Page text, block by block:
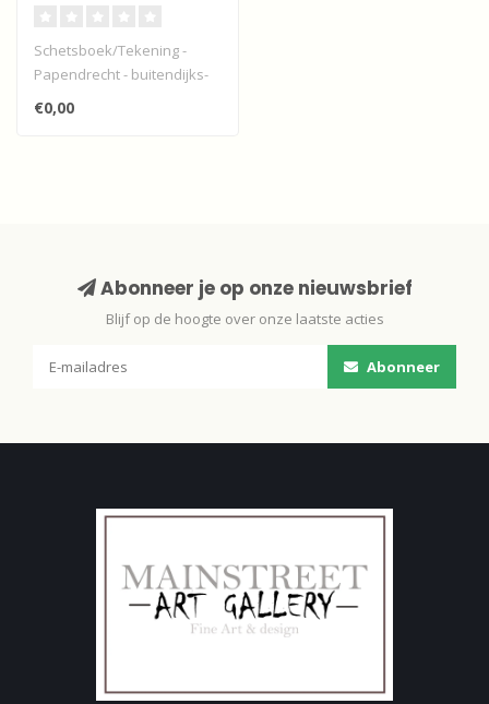
Schetsboek/Tekening -
Papendrecht - buitendijks-
gesigneerd - G. C. H. 15th -
Au..
€0,00
Abonneer je op onze nieuwsbrief
Blijf op de hoogte over onze laatste acties
Abonneer